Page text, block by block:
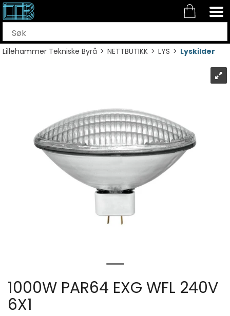
Lillehammer Tekniske Byrå>NETTBUTIKK>LYS>Lyskilder
1000W PAR64 EXG WFL 240V
6X1